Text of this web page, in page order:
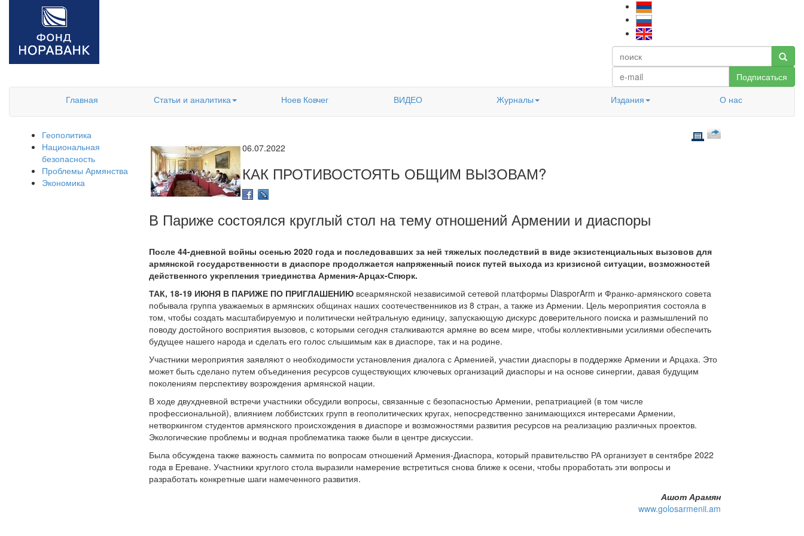
Подписаться
Главная
Статьи и аналитика Ноев Ковчег ВИДЕО Журналы Издания О нас
Геополитика
Национальная
безопасность
Проблемы Армянства
Экономика
06.07.2022
КАК ПРОТИВОСТОЯТЬ ОБЩИМ ВЫЗОВАМ?
В Париже состоялся круглый стол на тему отношений Армении и диаспоры
После 44-дневной войны осенью 2020 года и последовавших за ней тяжелых последствий в виде экзистенциальных вызовов для
армянской государственности в диаспоре продолжается напряженный поиск путей выхода из кризисной ситуации, возможностей
действенного укрепления триединства Армения-Арцах-Спюрк.
ТАК, 18-19 ИЮНЯ В ПАРИЖЕ ПО ПРИГЛАШЕНИЮ всеармянской независимой сетевой платформы DiasporArm и Франко-армянского совета
побывала группа уважаемых в армянских общинах наших соотечественников из 8 стран, а также из Армении. Цель мероприятия состояла в
том, чтобы создать масштабируемую и политически нейтральную единицу, запускающую дискурс доверительного поиска и размышлений по
поводу достойного восприятия вызовов, с которыми сегодня сталкиваются армяне во всем мире, чтобы коллективными усилиями обеспечить
будущее нашего народа и сделать его голос слышимым как в диаспоре, так и на родине.
Участники мероприятия заявляют о необходимости установления диалога с Арменией, участии диаспоры в поддержке Армении и Арцаха. Это
может быть сделано путем объединения ресурсов существующих ключевых организаций диаспоры и на основе синергии, давая будущим
поколениям перспективу возрождения армянской нации.
В ходе двухдневной встречи участники обсудили вопросы, связанные с безопасностью Армении, репатриацией (в том числе
профессиональной), влиянием лоббистских групп в геополитических кругах, непосредственно занимающихся интересами Армении,
нетворкингом студентов армянского происхождения в диаспоре и возможностями развития ресурсов на реализацию различных проектов.
Экологические проблемы и водная проблематика также были в центре дискуссии.
Была обсуждена также важность саммита по вопросам отношений Армения-Диаспора, который правительство РА организует в сентябре 2022
года в Ереване. Участники круглого стола выразили намерение встретиться снова ближе к осени, чтобы проработать эти вопросы и
разработать конкретные шаги намеченного развития.
Ашот Арамян
www.golosarmenii.am